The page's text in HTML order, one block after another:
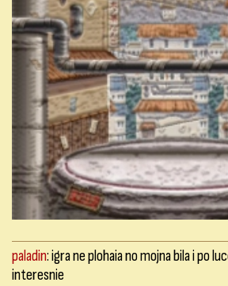
paladin: igra ne plohaia no mojna bila i po
interesnie